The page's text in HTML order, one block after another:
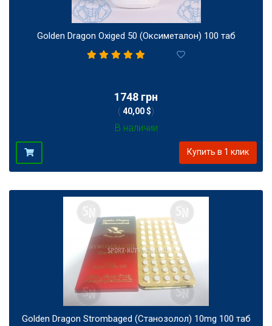
Golden Dragon Oxiged 50 (Оксиметалон) 100 таб
1748 грн
( 40,00 $)
В наличии
Купить в 1 клик
Golden Dragon Strombaged (Станозолол) 10mg 100 таб